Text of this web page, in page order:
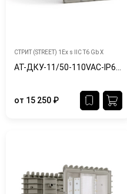
СТРИТ (STREET) 1Ex s IIC T6 Gb X
от 15 250 ₽